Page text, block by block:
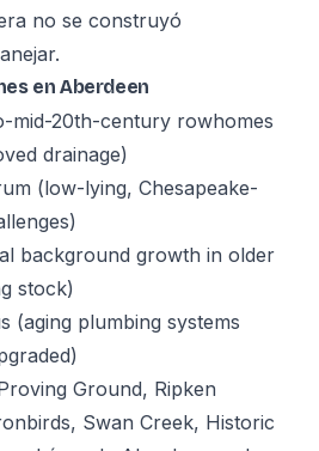
no se construyó
en Aberdeen
mid-20th-century rowhomes
drainage)
(low-lying, Chesapeake-
background growth in older
stock)
(aging plumbing systems
Ground, Ripken
Swan Creek, Historic